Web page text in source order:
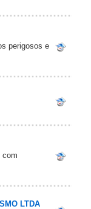
perigosos e
com
LTDA